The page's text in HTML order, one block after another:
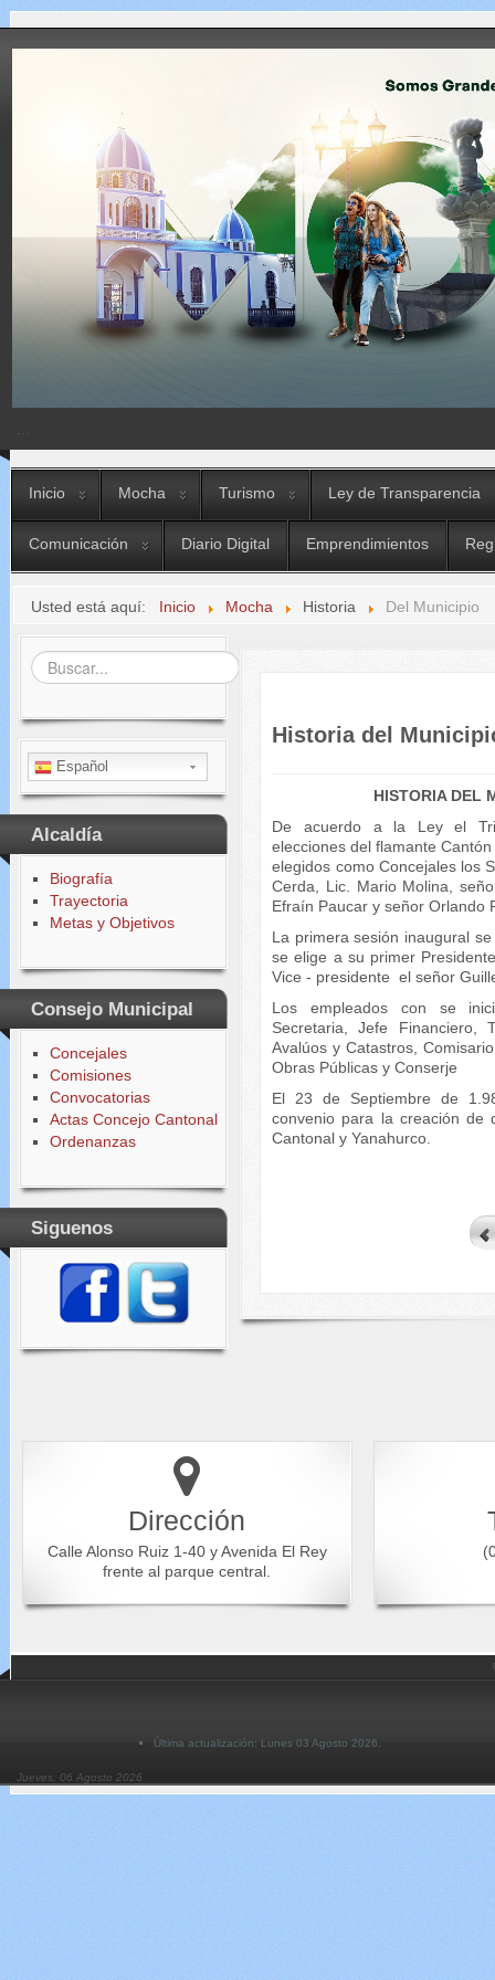
Inicio Mocha Turismo Ley de Transparencia
Comunicación Diario Digital Emprendimientos
Usted está aquí: Inicio Mocha Historia Del Municipio
Buscar...
Español
Alcaldía
Biografía
Trayectoria
Metas y Objetivos
Consejo Municipal
Concejales
Comisiones
Convocatorias
Actas Concejo Cantonal
Ordenanzas
Siguenos
Historia del
HISTORIA DEL
De acuerdo a la Ley el
elecciones del flamante
elegidos como Concejales los
Cerda, Lic. Mario Molina,
Efraín Paucar y señor Orlando
La primera sesión inaugural
se elige a su primer
Vice - presidente el señor
Los empleados con se
Secretaria, Jefe Financiero,
Avalúos y Catastros,
Obras Públicas y Conserje
El 23 de Septiembre de
convenio para la creación de
Cantonal y Yanahurco.
Dirección
Calle Alonso Ruiz 1-40 y Avenida El Rey
frente al parque central.
Última actualización: Lunes 03 Agosto 2026.
Jueves, 06 Agosto 2026